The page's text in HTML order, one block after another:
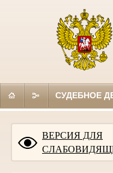
СУДЕБНОЕ
ВЕРСИЯ ДЛЯ